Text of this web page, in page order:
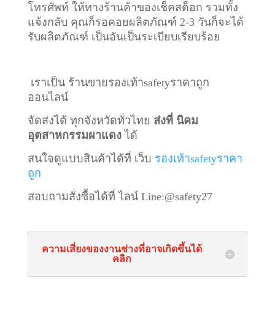
โทรศัพท์ ให้ทางร้านค้าของเช็คสต็อก รวมทั้ง
แจ้งกลับ คุณก็รอคอยผลิตภัณฑ์ 2-3 วันก็จะได้
รับผลิตภัณฑ์ เป็นอันเป็นระเบียบเรียบร้อย
เราเป็น ร้านขายรองเท้าsafetyราคาถูก
ออนไลน์
จัดส่งได้ ทุกจังหวัดทั่วไทย ส่งที่ นิคม
อุตสาหกรรมผาแดงได้
สนใจดูแบบสินค้าได้ที่ เว็บ รองเท้าsafetyราคา
ถูก
สอบถามสั่งซื้อได้ที่ ไลน์ Line:@safety27
ความเสี่ยงของงานช่างที่อาจเกิดขึ้นได้
คลิก